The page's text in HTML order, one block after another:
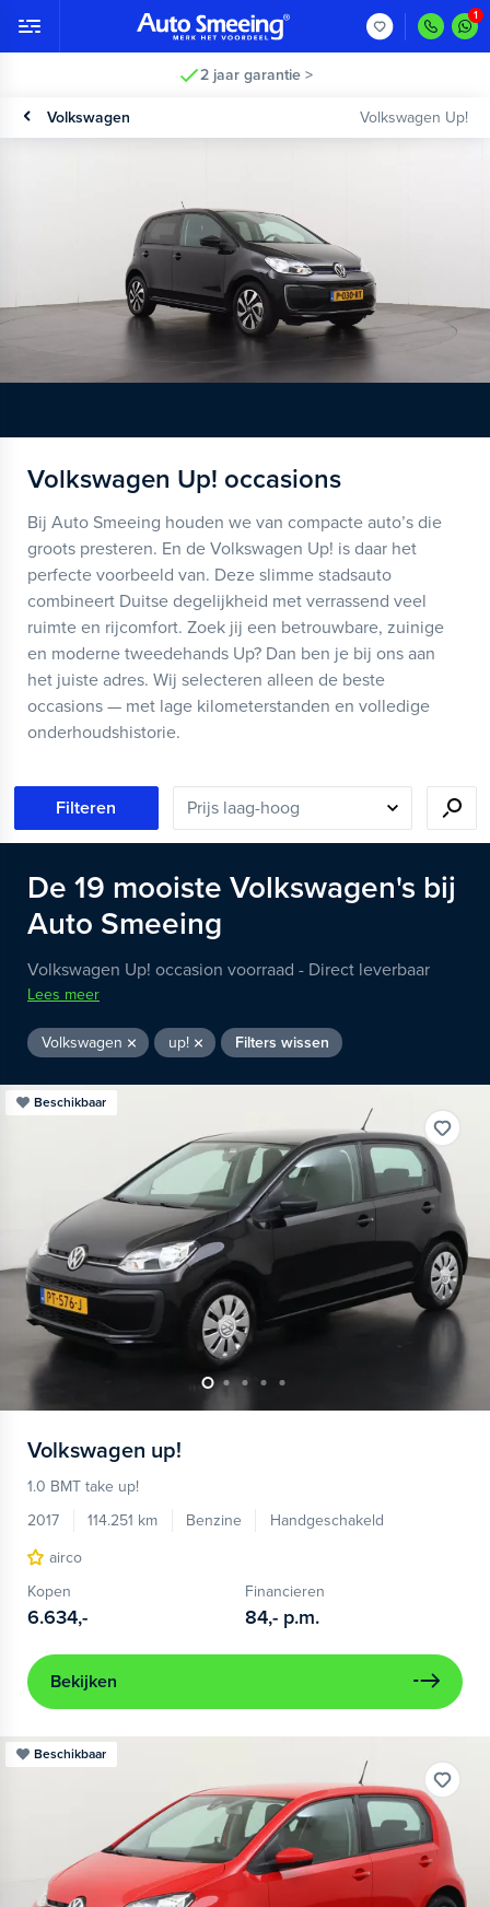
2 jaar garantie >
Volkswagen Volkswagen Up!
Volkswagen Up! occasions
Bij Auto Smeeing houden we van compacte auto’s die
groots presteren. En de Volkswagen Up! is daar het
perfecte voorbeeld van. Deze slimme stadsauto
combineert Duitse degelijkheid met verrassend veel
ruimte en rijcomfort. Zoek jij een betrouwbare, zuinige
en moderne tweedehands Up? Dan ben je bij ons aan
het juiste adres. Wij selecteren alleen de beste
occasions — met lage kilometerstanden en volledige
onderhoudshistorie.
Filteren
De 19 mooiste Volkswagen's bij
Auto Smeeing
Volkswagen Up! occasion voorraad - Direct leverbaar
Lees meer
Volkswagen up! Filters wissen
Beschikbaar
Volkswagen up!
1.0 BMT take up!
2017
114.251 km Benzine
Handgeschakeld
airco
Kopen
6.634,-
Financieren
84,- p.m.
Bekijken
Beschikbaar